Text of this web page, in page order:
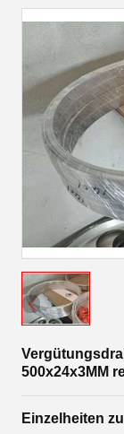
500x24x3MM
Einzelheiten